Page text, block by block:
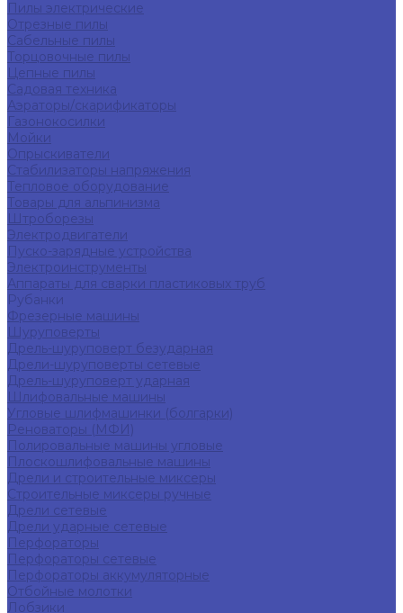
Пилы электрические
Отрезные пилы
Сабельные пилы
Торцовочные пилы
Цепные пилы
Садовая техника
Аэраторы/скарификаторы
Газонокосилки
Мойки
Опрыскиватели
Стабилизаторы напряжения
Тепловое оборудование
Товары для альпинизма
Штроборезы
Электродвигатели
Пуско-зарядные устройства
Электроинструменты
Аппараты для сварки пластиковых труб
Рубанки
Фрезерные машины
Шуруповерты
Дрель-шуруповерт безударная
Дрели-шуруповерты сетевые
Дрель-шуруповерт ударная
Шлифовальные машины
Угловые шлифмашинки (болгарки)
Реноваторы (МФИ)
Полировальные машины угловые
Плоскошлифовальные машины
Дрели и строительные миксеры
Строительные миксеры ручные
Дрели сетевые
Дрели ударные сетевые
Перфораторы
Перфораторы сетевые
Перфораторы аккумуляторные
Отбойные молотки
Лобзики